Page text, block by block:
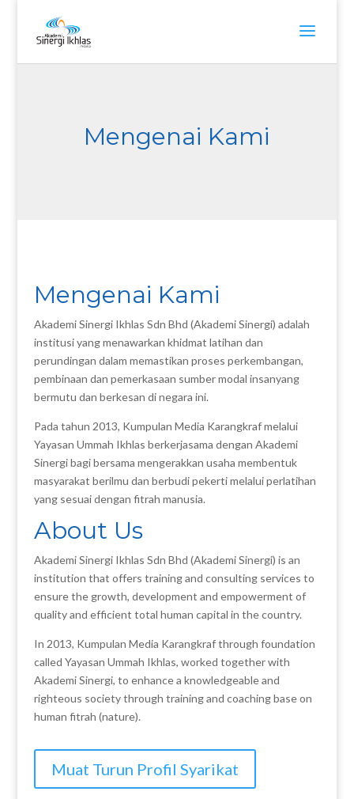
Mengenai Kami
Mengenai Kami
Akademi Sinergi Ikhlas Sdn Bhd (Akademi Sinergi) adalah
institusi yang menawarkan khidmat latihan dan
perundingan dalam memastikan proses perkembangan,
pembinaan dan pemerkasaan sumber modal insanyang
bermutu dan berkesan di negara ini.
Pada tahun 2013, Kumpulan Media Karangkraf melalui
Yayasan Ummah Ikhlas berkerjasama dengan Akademi
Sinergi bagi bersama mengerakkan usaha membentuk
masyarakat berilmu dan berbudi pekerti melalui perlatihan
yang sesuai dengan fitrah manusia.
About Us
Akademi Sinergi Ikhlas Sdn Bhd (Akademi Sinergi) is an
institution that offers training and consulting services to
ensure the growth, development and empowerment of
quality and efficient total human capital in the country.
In 2013, Kumpulan Media Karangkraf through foundation
called Yayasan Ummah Ikhlas, worked together with
Akademi Sinergi, to enhance a knowledgeable and
righteous society through training and coaching base on
human fitrah (nature).
Muat Turun Profil Syarikat